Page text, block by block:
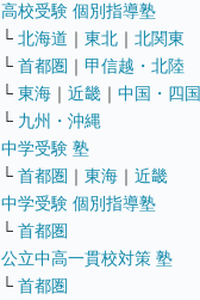
高校受験 個別指導塾
└ 北海道 ｜ 東北 ｜ 北関東
└ 首都圏 ｜ 甲信越・北陸
└ 東海 ｜ 近畿 ｜ 中国・四国
└ 九州・沖縄
中学受験 塾
└ 首都圏 ｜ 東海 ｜ 近畿
中学受験 個別指導塾
└ 首都圏
公立中高一貫校対策 塾
└ 首都圏